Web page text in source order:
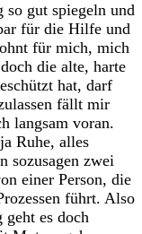
so gut spiegeln und
für die Hilfe und
für mich, mich
die alte, harte
hat, darf
fällt mir
langsam voran.
Ruhe, alles
sozusagen zwei
einer Person, die
führt. Also
es doch